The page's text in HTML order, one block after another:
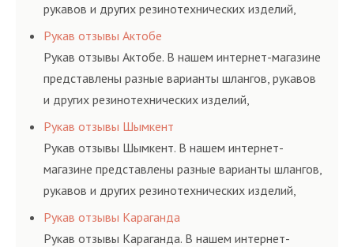
рукавов и других резинотехнических изделий,
соответствующих ГОСТам, техническим условиям
и нормативам.
Рукав отзывы Актобе
Рукав отзывы Актобе. В нашем интернет-магазине
представлены разные варианты шлангов, рукавов
и других резинотехнических изделий,
соответствующих ГОСТам, техническим условиям
и нормативам.
Рукав отзывы Шымкент
Рукав отзывы Шымкент. В нашем интернет-
магазине представлены разные варианты шлангов,
рукавов и других резинотехнических изделий,
соответствующих ГОСТам, техническим условиям
и нормативам.
Рукав отзывы Караганда
Рукав отзывы Караганда. В нашем интернет-